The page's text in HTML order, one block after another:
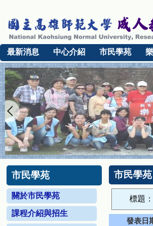
最新消息 中心介紹 市民學苑
市民學苑
關於市民學苑
課程介紹與招生
市民學
標題：
發表日